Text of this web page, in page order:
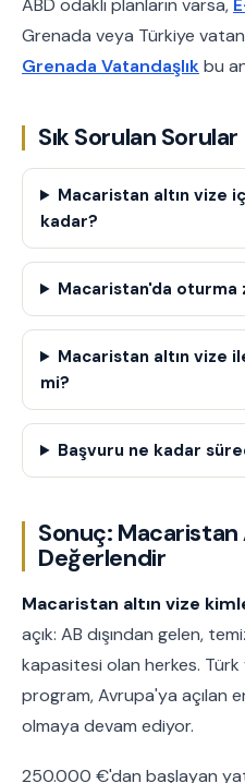
ABD odaklı planların varsa,
Grenada veya Türkiye
Grenada Vatandaşlıkbu
Sık Sorulan Sorular
Macaristan altın vize
kadar?
Macaristan'da oturma
Macaristan altın vize
mi?
Başvuru ne kadar
Sonuç: Macaristan
Değerlendir
Macaristan altın vize
açık: AB dışından gelen,
kapasitesi olan herkes. Türk
program, Avrupa'ya açılan
olmaya devam ediyor.
250.000 €'dan başlayan